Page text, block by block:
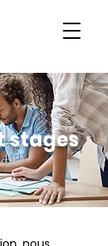
stages